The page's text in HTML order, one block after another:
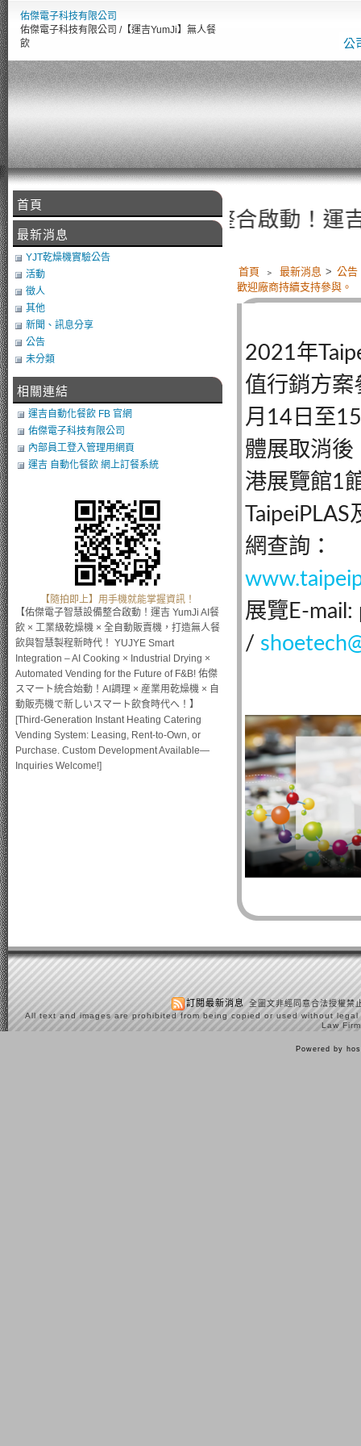
佑傑電子科技有限公司
佑傑電子科技有限公司 /【運吉YumJi】無人餐
飲
公
【佑傑電子智慧設備整合啟動！運吉
首頁 ﹥ 最新消息 > 公告
歡迎廠商持續支持參與。
2021年
值行銷方案
月14日至
體展取消
港展覽館1
網查詢：
展覽E-mail:
/
首頁
最新消息
YJT乾燥機實驗公告
活動
徵人
其他
新聞、訊息分享
公告
未分類
相關連結
運吉自動化餐飲 FB 官網
佑傑電子科技有限公司
內部員工登入管理用網頁
運吉 自動化餐飲 網上訂餐系統
【隨拍即上】用手機就能掌握資訊！
【佑傑電子智慧設備整合啟動！運吉 YumJi AI餐
飲 × 工業級乾燥機 × 全自動販賣機，打造無人餐
飲與智慧製程新時代！ YUJYE Smart
Integration – AI Cooking × Industrial Drying ×
Automated Vending for the Future of F&B! 佑傑
スマート統合始動！AI調理 × 産業用乾燥機 × 自
動販売機で新しいスマート飲食時代へ！】
[Third-Generation Instant Heating Catering
Vending System: Leasing, Rent-to-Own, or
Purchase. Custom Development Available—
Inquiries Welcome!]
訂閱最新消息 全圖文非經同意合法授權禁
All text and images are prohibited from being copied or used without
Law
Powered by